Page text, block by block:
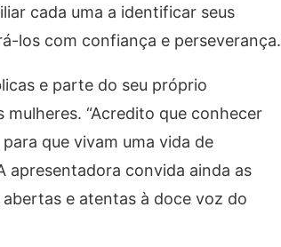
cada uma a identificar seus
los com confiança e perseverança.
e parte do seu próprio
“Acredito que conhecer
que vivam uma vida de
apresentadora convida ainda as
e atentas à doce voz do